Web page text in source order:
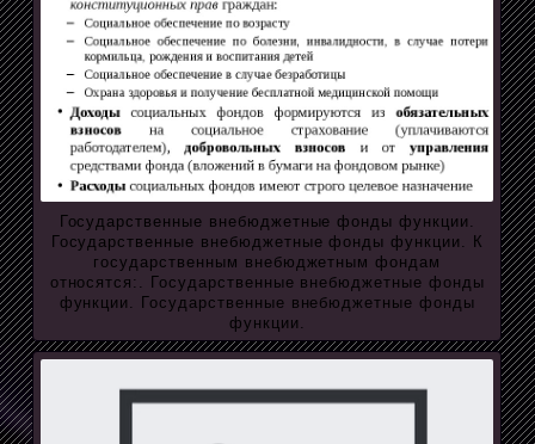
Государственные внебюджетные фонды функции.
Государственные внебюджетные фонды функции. К
государственным внебюджетным фондам
относятся:. Государственные внебюджетные фонды
функции. Государственные внебюджетные фонды
функции.